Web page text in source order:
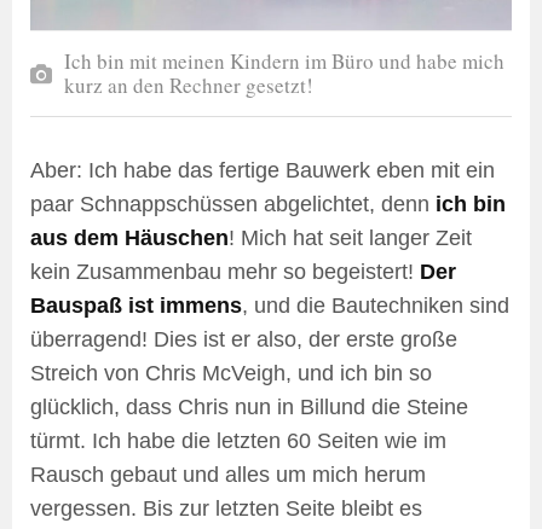
Ich bin mit meinen Kindern im Büro und habe mich
kurz an den Rechner gesetzt!
Aber: Ich habe das fertige Bauwerk eben mit ein
paar Schnappschüssen abgelichtet, denn ich bin
aus dem Häuschen! Mich hat seit langer Zeit
kein Zusammenbau mehr so begeistert! Der
Bauspaß ist immens, und die Bautechniken sind
überragend! Dies ist er also, der erste große
Streich von Chris McVeigh, und ich bin so
glücklich, dass Chris nun in Billund die Steine
türmt. Ich habe die letzten 60 Seiten wie im
Rausch gebaut und alles um mich herum
vergessen. Bis zur letzten Seite bleibt es